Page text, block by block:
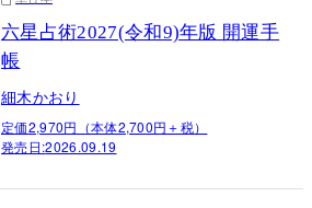
六星占術2027(令和9)年版 開運手
帳
細木かおり
定価2,970円（本体2,700円＋税）
発売日:2026.09.19